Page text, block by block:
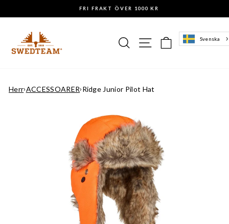
Pausa
FRI FRAKT ÖVER 1000 KR
Sök Sajtnavigering
Varukorg
Svenska
Herr›ACCESSOARER›Ridge Junior Pilot Hat